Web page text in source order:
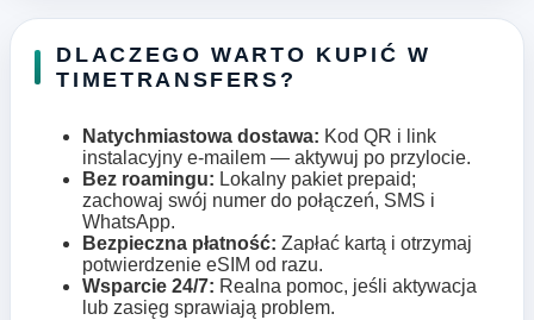
DLACZEGO WARTO KUPIĆ W
TIMETRANSFERS?
Natychmiastowa dostawa: Kod QR i link
instalacyjny e-mailem — aktywuj po przylocie.
Bez roamingu: Lokalny pakiet prepaid;
zachowaj swój numer do połączeń, SMS i
WhatsApp.
Bezpieczna płatność: Zapłać kartą i otrzymaj
potwierdzenie eSIM od razu.
Wsparcie 24/7: Realna pomoc, jeśli aktywacja
lub zasięg sprawiają problem.